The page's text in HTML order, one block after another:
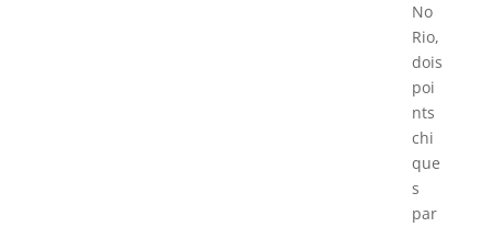
No
Rio,
dois
poi
nts
chi
que
s
par